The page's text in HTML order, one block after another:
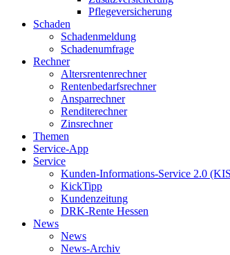
Pflegeversicherung
Schaden
Schadenmeldung
Schadenumfrage
Rechner
Altersrentenrechner
Rentenbedarfsrechner
Ansparrechner
Renditerechner
Zinsrechner
Themen
Service-App
Service
Kunden-Informations-Service 2.0
KickTipp
Kundenzeitung
DRK-Rente Hessen
News
News
News-Archiv